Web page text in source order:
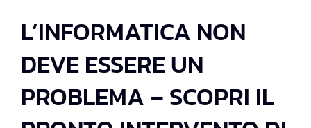
L’INFORMATICA NON
DEVE ESSERE UN
PROBLEMA – SCOPRI IL